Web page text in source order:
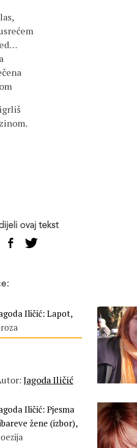
ovaj tekst
Iličić: Lapot,
Jagoda Iličić
Iličić: Pjesma
žene (izbor),